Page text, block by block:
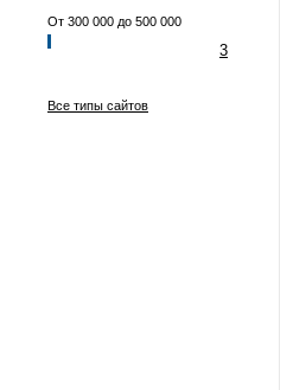
От 300 000 до 500 000
3
Все типы сайтов